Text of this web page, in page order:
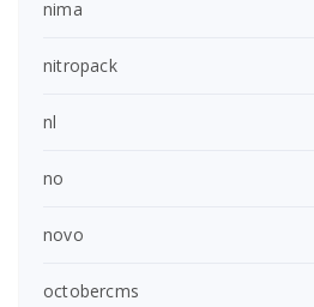
nima
nitropack
nl
no
novo
octobercms